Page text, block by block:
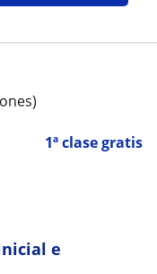
1ª clase gratis
e